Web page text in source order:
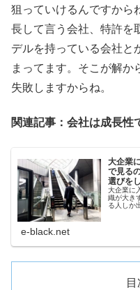
狙っていけるんですから
長して言う会社、特許を
デルを持っている会社と
まってます。そこが解か
失敗しますからね。
関連記事：会社は成長性
大企業
で見る
選びを
大企業に
織が大き
る人しか
見てな
後悔し
e-black.net
目